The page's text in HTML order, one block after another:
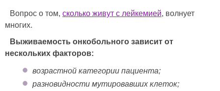
Вопрос о том, сколько живут с лейкемией, волнует
многих.
Выживаемость онкобольного зависит от
нескольких факторов:
возрастной категории пациента;
разновидности мутировавших клеток;